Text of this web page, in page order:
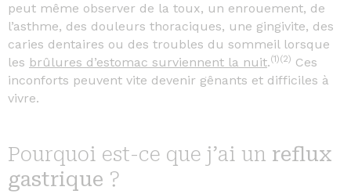
peut même observer de la toux, un enrouement, de
l’asthme, des douleurs thoraciques, une gingivite, des
caries dentaires ou des troubles du sommeil lorsque
les brûlures d’estomac surviennent la nuit.(1)(2) Ces
inconforts peuvent vite devenir gênants et difficiles à
vivre.
Pourquoi est-ce que j’ai un reflux
gastrique ?